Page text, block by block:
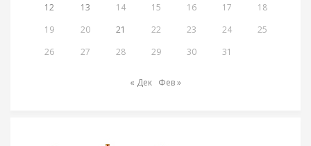
12
13 14 15 16 17
18
19
20 21 22 23 24
25
26
27 28 29 30 31
« Дек Фев »